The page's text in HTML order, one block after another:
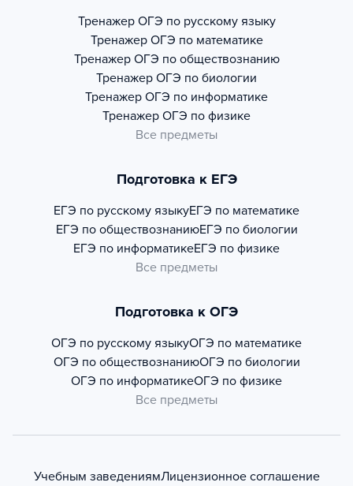
Тренажер ОГЭ по русскому языку
Тренажер ОГЭ по математике
Тренажер ОГЭ по обществознанию
Тренажер ОГЭ по биологии
Тренажер ОГЭ по информатике
Тренажер ОГЭ по физике
Все предметы
Подготовка к ЕГЭ
ЕГЭ по русскому языкуЕГЭ по математике
ЕГЭ по обществознаниюЕГЭ по биологии
ЕГЭ по информатикеЕГЭ по физике
Все предметы
Подготовка к ОГЭ
ОГЭ по русскому языкуОГЭ по математике
ОГЭ по обществознаниюОГЭ по биологии
ОГЭ по информатикеОГЭ по физике
Все предметы
Учебным заведениямЛицензионное соглашение